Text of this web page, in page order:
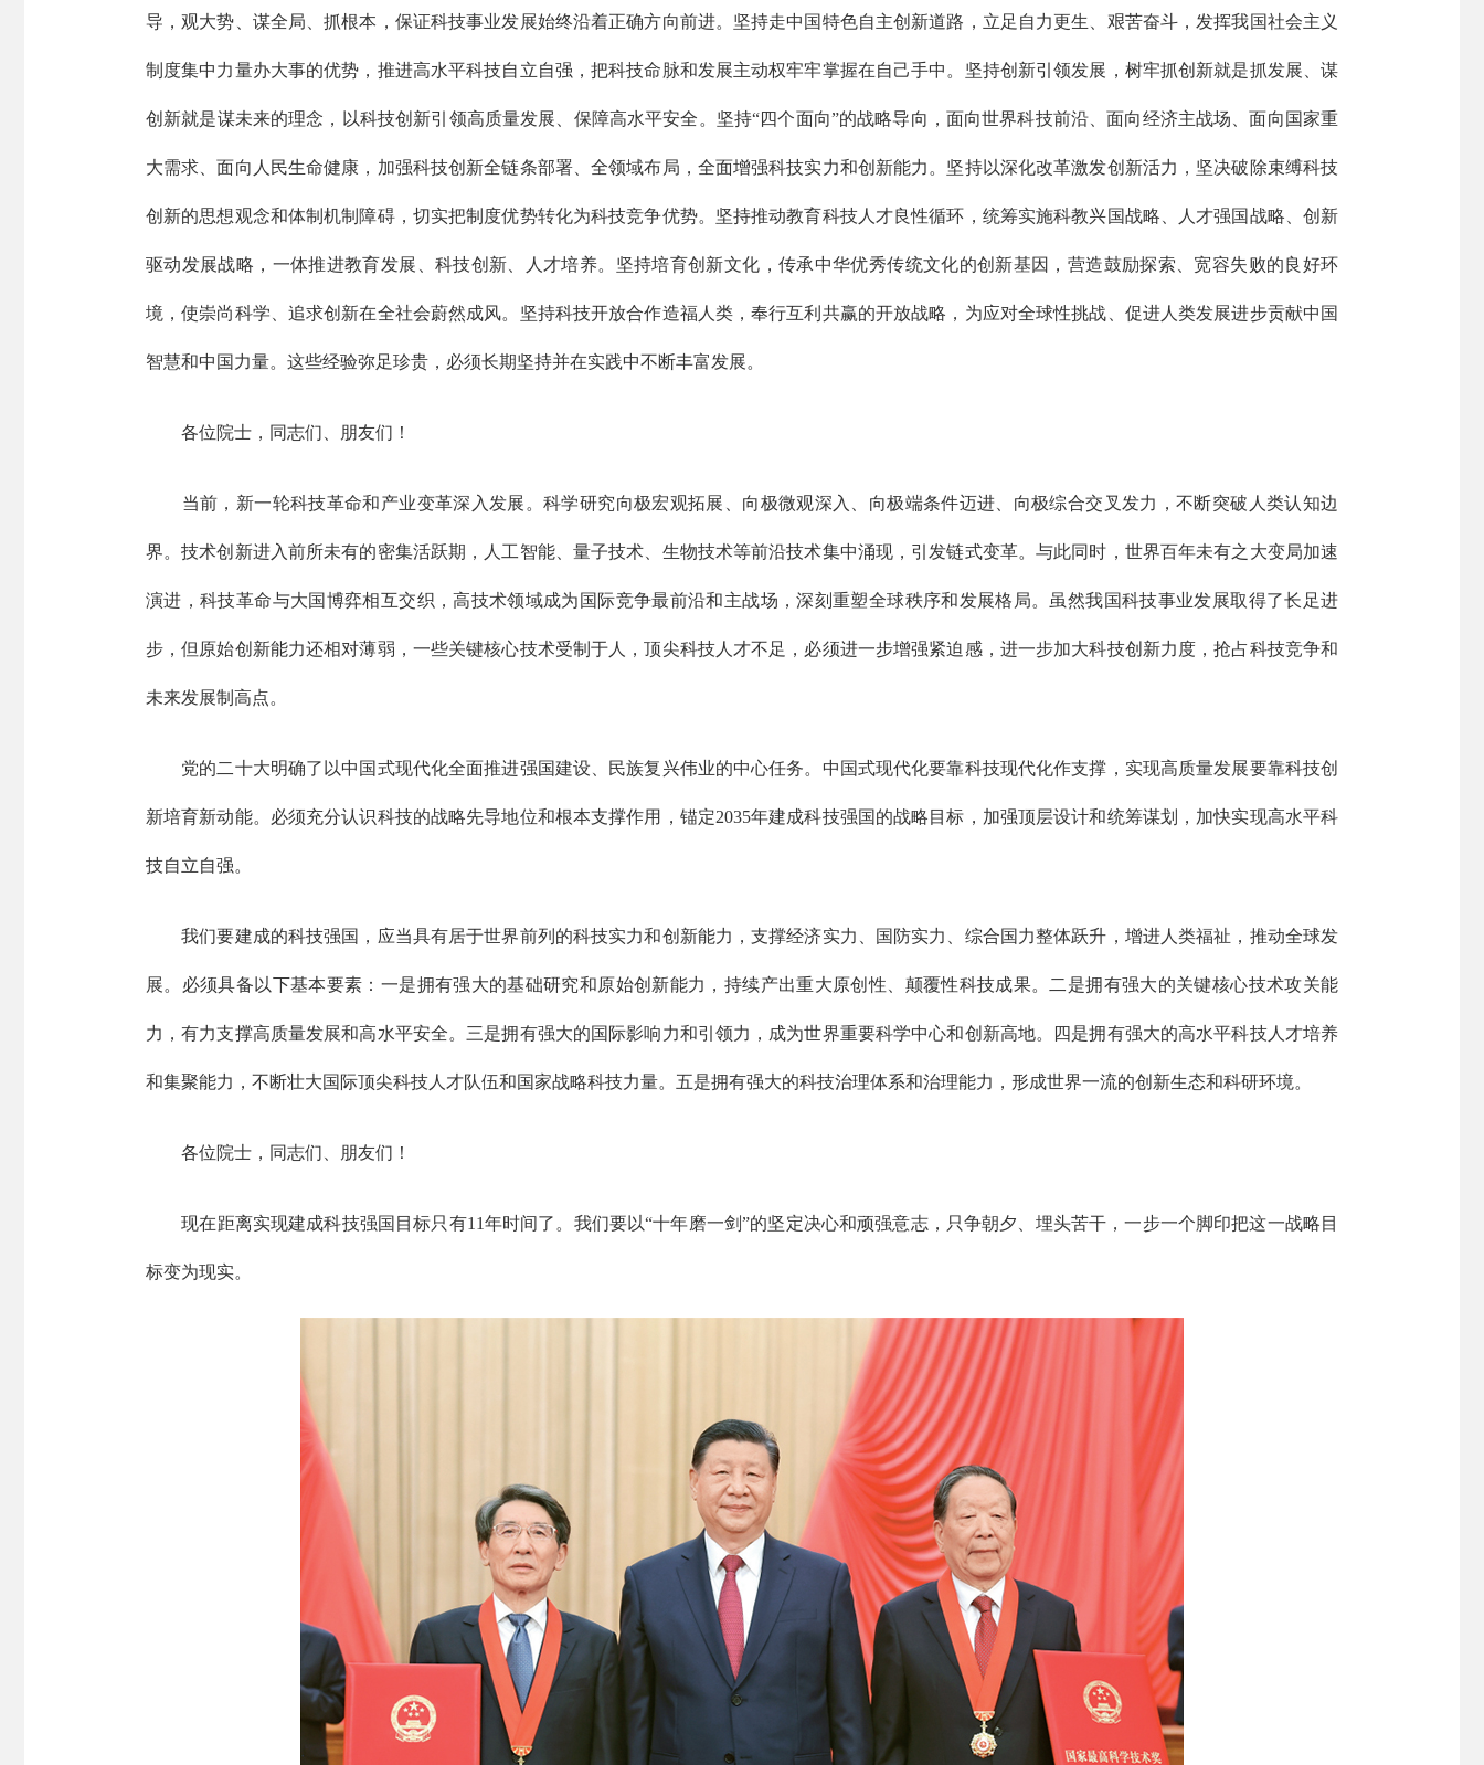
导，观大势、谋全局、抓根本，保证科技事业发展始终沿着正确方向前进。坚持走中国特色自主创新道路，立足自力更生、艰苦奋斗，发挥我国社会主义
制度集中力量办大事的优势，推进高水平科技自立自强，把科技命脉和发展主动权牢牢掌握在自己手中。坚持创新引领发展，树牢抓创新就是抓发展、谋
创新就是谋未来的理念，以科技创新引领高质量发展、保障高水平安全。坚持“四个面向”的战略导向，面向世界科技前沿、面向经济主战场、面向国家重
大需求、面向人民生命健康，加强科技创新全链条部署、全领域布局，全面增强科技实力和创新能力。坚持以深化改革激发创新活力，坚决破除束缚科技
创新的思想观念和体制机制障碍，切实把制度优势转化为科技竞争优势。坚持推动教育科技人才良性循环，统筹实施科教兴国战略、人才强国战略、创新
驱动发展战略，一体推进教育发展、科技创新、人才培养。坚持培育创新文化，传承中华优秀传统文化的创新基因，营造鼓励探索、宽容失败的良好环
境，使崇尚科学、追求创新在全社会蔚然成风。坚持科技开放合作造福人类，奉行互利共赢的开放战略，为应对全球性挑战、促进人类发展进步贡献中国
智慧和中国力量。这些经验弥足珍贵，必须长期坚持并在实践中不断丰富发展。
各位院士，同志们、朋友们！
当前，新一轮科技革命和产业变革深入发展。科学研究向极宏观拓展、向极微观深入、向极端条件迈进、向极综合交叉发力，不断突破人类认知边
界。技术创新进入前所未有的密集活跃期，人工智能、量子技术、生物技术等前沿技术集中涌现，引发链式变革。与此同时，世界百年未有之大变局加速
演进，科技革命与大国博弈相互交织，高技术领域成为国际竞争最前沿和主战场，深刻重塑全球秩序和发展格局。虽然我国科技事业发展取得了长足进
步，但原始创新能力还相对薄弱，一些关键核心技术受制于人，顶尖科技人才不足，必须进一步增强紧迫感，进一步加大科技创新力度，抢占科技竞争和
未来发展制高点。
党的二十大明确了以中国式现代化全面推进强国建设、民族复兴伟业的中心任务。中国式现代化要靠科技现代化作支撑，实现高质量发展要靠科技创
新培育新动能。必须充分认识科技的战略先导地位和根本支撑作用，锚定2035年建成科技强国的战略目标，加强顶层设计和统筹谋划，加快实现高水平科
技自立自强。
我们要建成的科技强国，应当具有居于世界前列的科技实力和创新能力，支撑经济实力、国防实力、综合国力整体跃升，增进人类福祉，推动全球发
展。必须具备以下基本要素：一是拥有强大的基础研究和原始创新能力，持续产出重大原创性、颠覆性科技成果。二是拥有强大的关键核心技术攻关能
力，有力支撑高质量发展和高水平安全。三是拥有强大的国际影响力和引领力，成为世界重要科学中心和创新高地。四是拥有强大的高水平科技人才培养
和集聚能力，不断壮大国际顶尖科技人才队伍和国家战略科技力量。五是拥有强大的科技治理体系和治理能力，形成世界一流的创新生态和科研环境。
各位院士，同志们、朋友们！
现在距离实现建成科技强国目标只有11年时间了。我们要以“十年磨一剑”的坚定决心和顽强意志，只争朝夕、埋头苦干，一步一个脚印把这一战略目
标变为现实。